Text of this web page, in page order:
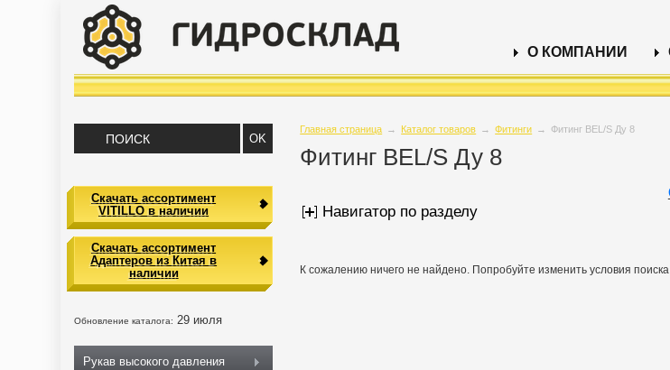
О КОМПАНИИ
Главная страница → Каталог товаров → Фитинги → Фитинг BEL/S Ду 8
Фитинг BEL/S Ду 8
Навигатор по разделу
К сожалению ничего не найдено. Попробуйте изменить условия поиска
Скачать ассортимент
VITILLO в наличии
Скачать ассортимент
Адаптеров из Китая в
наличии
Обновление каталога: 29 июля
Рукав высокого давления